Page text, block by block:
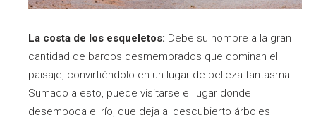
La costa de los esqueletos: Debe su nombre a la gran
cantidad de barcos desmembrados que dominan el
paisaje, convirtiéndolo en un lugar de belleza fantasmal.
Sumado a esto, puede visitarse el lugar donde
desemboca el río, que deja al descubierto árboles